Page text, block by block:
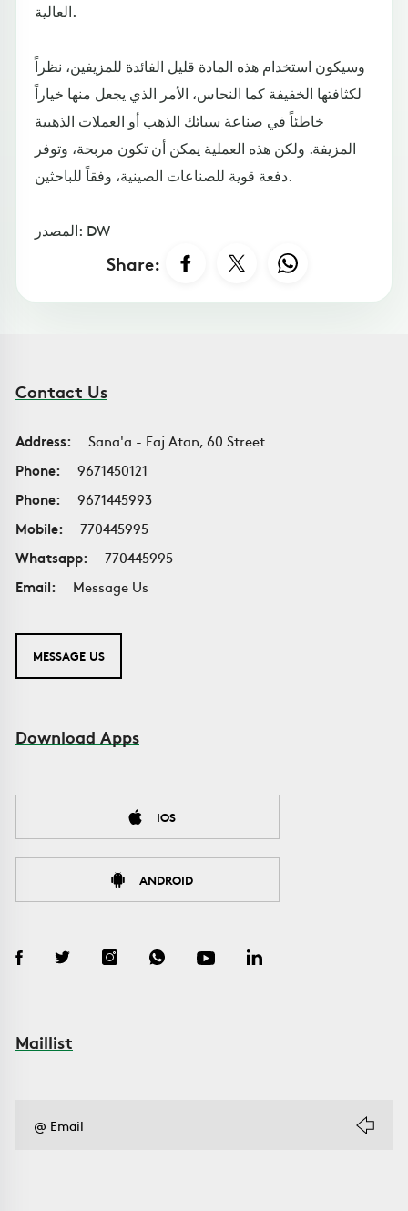
العالية.
وسيكون استخدام هذه المادة قليل الفائدة للمزيفين، نظراً
لكثافتها الخفيفة كما النحاس، الأمر الذي يجعل منها خياراً
خاطئاً في صناعة سبائك الذهب أو العملات الذهبية
المزيفة. ولكن هذه العملية يمكن أن تكون مربحة، وتوفر
دفعة قوية للصناعات الصينية، وفقاً للباحثين.
المصدر: DW
Share:
Contact Us
Address:
Sana'a - Faj Atan, 60 Street
Phone:
9671450121
Phone:
9671445993
Mobile:
770445995
Whatsapp:
770445995
Email:
Message Us
MESSAGE US
Download Apps
IOS
ANDROID
Maillist